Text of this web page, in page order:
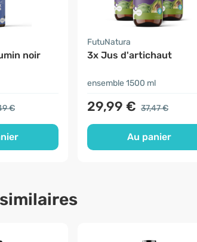
noir
€
FutuNatura
3x Jus d'artichaut
ensemble 1500 ml
29,99 € 37,47 €
Au panier